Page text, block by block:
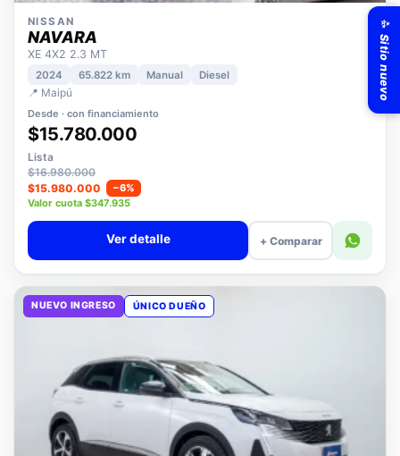
NISSAN
NAVARA
XE 4X2 2.3 MT
2024
📍 Maipú
Desde · con financiamiento
$15.780.000
Lista
$16.980.000
$15.980.000
−6%
Valor cuota $347.935
+ Comparar
NUEVO INGRESO
✨ Sitio nuevo